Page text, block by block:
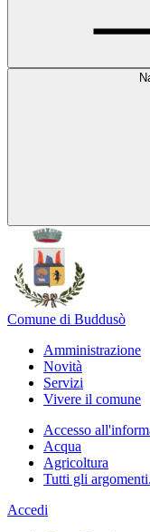
Comune di Buddusò
Amministrazione
Novità
Servizi
Vivere il comune
Accesso
Acqua
Agricoltura
Tutti gli
Accedi